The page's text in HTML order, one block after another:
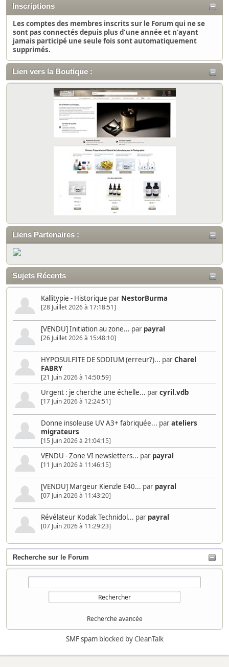
Inscriptions
Les comptes des membres inscrits sur le Forum qui ne se
sont pas connectés depuis plus d'une année et n'ayant
jamais participé une seule fois sont automatiquement
supprimés.
Lien vers la Boutique :
Liens Partenaires :
Sujets Récents
Kallitypie - Historique par NestorBurma
[28 Juillet 2026 à 17:18:51]
[VENDU] Initiation au zone... par payral
[26 Juillet 2026 à 15:48:10]
HYPOSULFITE DE SODIUM (erreur?)... parCharel
FABRY
[21 Juin 2026 à 14:50:59]
Urgent : je cherche une échelle... parcyril.vdb
[17 Juin 2026 à 12:24:51]
Donne insoleuse UV A3+ fabriquée... parateliers
migrateurs
[15 Juin 2026 à 21:04:15]
VENDU - Zone VI newsletters... par payral
[11 Juin 2026 à 11:46:15]
[VENDU] Margeur Kienzle E40... par payral
[07 Juin 2026 à 11:43:20]
Révélateur Kodak Technidol... par payral
[07 Juin 2026 à 11:29:23]
Recherche sur le Forum
Recherche avancée
SMF spamblocked by CleanTalk